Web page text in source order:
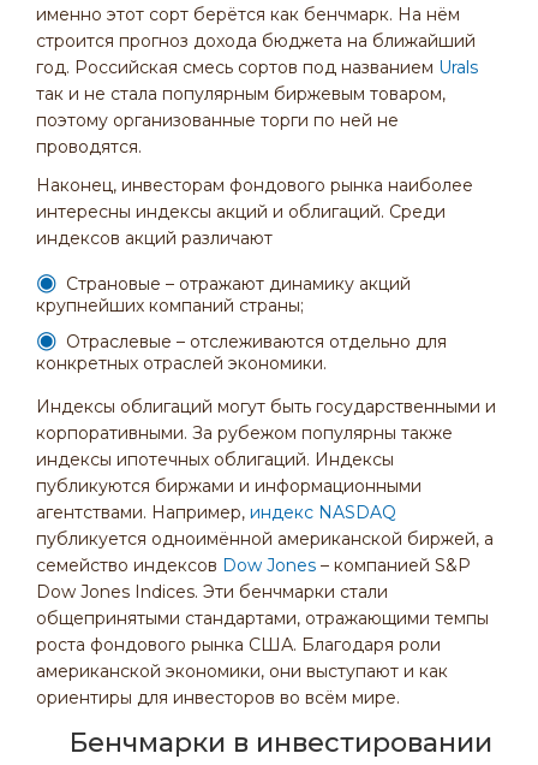
именно этот сорт берётся как бенчмарк. На нём
строится прогноз дохода бюджета на ближайший
год. Российская смесь сортов под названием Urals
так и не стала популярным биржевым товаром,
поэтому организованные торги по ней не
проводятся.
Наконец, инвесторам фондового рынка наиболее
интересны индексы акций и облигаций. Среди
индексов акций различают
Страновые – отражают динамику акций
крупнейших компаний страны;
Отраслевые – отслеживаются отдельно для
конкретных отраслей экономики.
Индексы облигаций могут быть государственными и
корпоративными. За рубежом популярны также
индексы ипотечных облигаций. Индексы
публикуются биржами и информационными
агентствами. Например, индекс NASDAQ
публикуется одноимённой американской биржей, а
семейство индексов Dow Jones – компанией S&P
Dow Jones Indices. Эти бенчмарки стали
общепринятыми стандартами, отражающими темпы
роста фондового рынка США. Благодаря роли
американской экономики, они выступают и как
ориентиры для инвесторов во всём мире.
Бенчмарки в инвестировании